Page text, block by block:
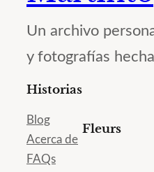
Un archivo
y fotografías
Historias
Blog
Acerca de
FAQs
Fleurs